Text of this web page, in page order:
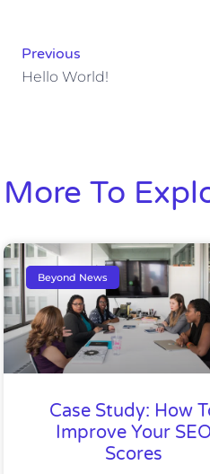
Previous
Hello World!
More To
Beyond News
Case Study: How
Improve Your SEO
Scores